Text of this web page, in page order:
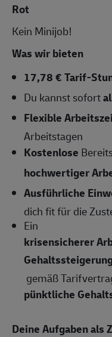
Rot
Kein Minijob!
Was wir bieten
17,78 € Tarif-
Du kannst sofort
Flexible
Arbeitstagen
Kostenlose
hochwertiger
Ausführliche
dich fit für die
Ein
krisensicherer
gemäß
pünktliche
Deine Aufgaben als